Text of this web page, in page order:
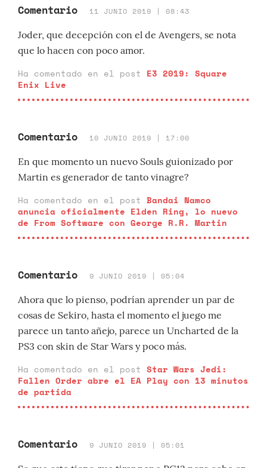
Comentario 11 JUNIO 2019 | 08:43
Joder, que decepción con el de Avengers, se nota
que lo hacen con poco amor.
Ha comentado en el post E3 2019: Square
Enix Live
Comentario 10 JUNIO 2019 | 17:00
En que momento un nuevo Souls guionizado por
Martin es generador de tanto vinagre?
Ha comentado en el post Bandai Namco
anuncia oficialmente Elden Ring, lo nuevo
de From Software con George R.R. Martin
Comentario 9 JUNIO 2019 | 05:04
Ahora que lo pienso, podrían aprender un par de
cosas de Sekiro, hasta el momento el juego me
parece un tanto añejo, parece un Uncharted de la
PS3 con skin de Star Wars y poco más.
Ha comentado en el post Star Wars Jedi:
Fallen Order abre el EA Play con 13 minutos
de partida
Comentario 9 JUNIO 2019 | 05:01